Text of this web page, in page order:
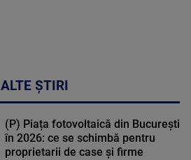
ALTE ȘTIRI
(P) Piața fotovoltaică din București
în 2026: ce se schimbă pentru
proprietarii de case și firme